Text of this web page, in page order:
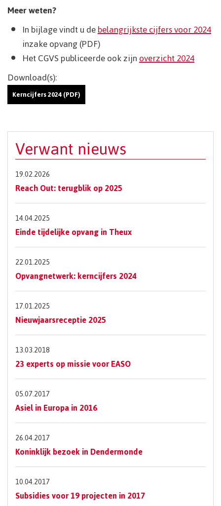
Meer weten?
In bijlage vindt u debelangrijkste cijfers voor 2024
inzake opvang (PDF)
Het CGVS publiceerde ook zijnoverzicht 2024
Download(s):
Kerncijfers 2024 (PDF)
Verwant nieuws
19.02.2026
Reach Out: terugblik op 2025
14.04.2025
Einde tijdelijke opvang in Theux
22.01.2025
Opvangnetwerk: kerncijfers 2024
17.01.2025
Nieuwjaarsreceptie 2025
13.03.2018
23 experts op missie voor EASO
05.07.2017
Asiel in Europa in 2016
26.04.2017
Koninklijk bezoek in Dendermonde
10.04.2017
Subsidies voor 19 projecten in 2017